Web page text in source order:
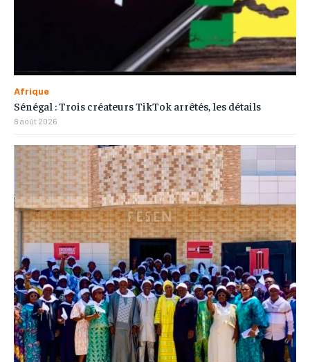
Afrique
Sénégal : Trois créateurs TikTok arrêtés, les détails
8 août 2026